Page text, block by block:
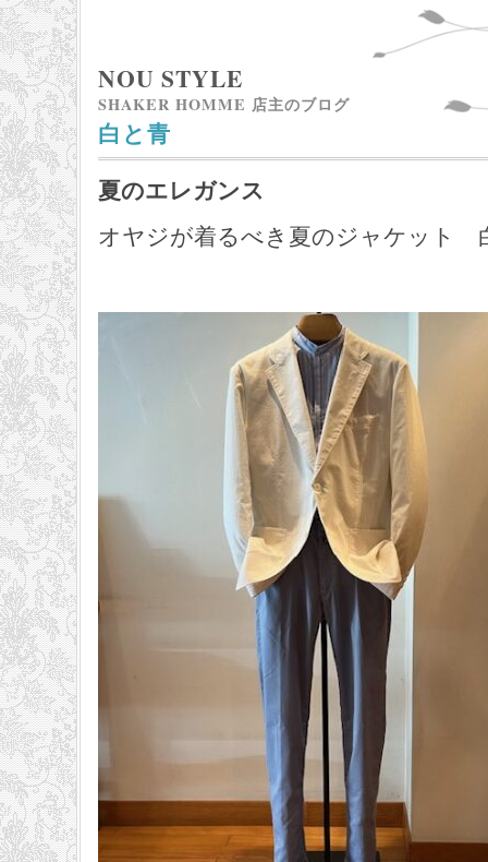
NOU STYLE
SHAKER HOMME 店主のブログ
白と青
夏のエレガンス
オヤジが着るべき夏のジャケット